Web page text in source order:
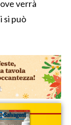
verrà
si può